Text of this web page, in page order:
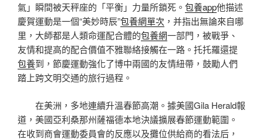
氣」瞬間被天秤座的「平衡」力量所鎖死。 包養app他描述
慶賀運動是一個“美妙時辰”包養網單次 ，并指出無論來自哪
里，大師都是人類命運配合體的包養網一部門，被戰爭、
友情和提高的配合價值不雅聯絡接觸在一路。托托羅還提
包養到，節慶運動強化了博中兩國的友情紐帶，鼓勵人們
踏上跨文明交通的旅行過程。
在美洲，多地連續升溫春節高潮。據美國Gila Herald報
道，美國亞利桑那州薩福德本地決議擴展春節運動範圍。
在收到商會運動委員會的反應以及攤位供給商的看法后，